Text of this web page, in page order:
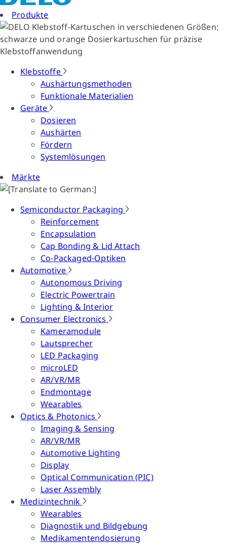
Produkte
Klebstoffe
Aushärtungsmethoden
Funktionale Materialien
Geräte
Dosieren
Aushärten
Fördern
Systemlösungen
Märkte
Semiconductor Packaging
Reinforcement
Encapsulation
Cap Bonding & Lid Attach
Co-Packaged-Optiken
Automotive
Autonomous Driving
Electric Powertrain
Lighting & Interior
Consumer Electronics
Kameramodule
Lautsprecher
LED Packaging
microLED
AR/VR/MR
Endmontage
Wearables
Optics & Photonics
Imaging & Sensing
AR/VR/MR
Automotive Lighting
Display
Optical Communication (PIC)
Laser Assembly
Medizintechnik
Wearables
Diagnostik und Bildgebung
Medikamentendosierung